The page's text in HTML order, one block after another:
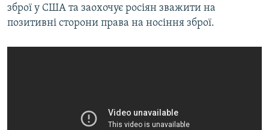
зброї у США та заохочує росіян зважити на
позитивні сторони права на носіння зброї.